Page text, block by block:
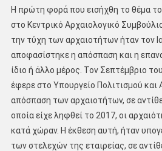
Η πρώτη φορά που εισήχθη το θέμα
στο Κεντρικό Αρχαιολογικό
την τύχη των αρχαιοτήτων ήταν τον
αποφασίστηκε η απόσπαση και η
ίδιο ή άλλο μέρος. Τον Σεπτέμβριο
έφερε στο Υπουργείο Πολιτισμού και
απόσπαση των αρχαιοτήτων, σε
οποία είχε ληφθεί το 2017, οι
κατά χώραν. Η έκθεση αυτή, ήταν
των στελεχών της εταιρείας, σε